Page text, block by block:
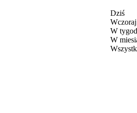
Dziś
Wczoraj
W
W